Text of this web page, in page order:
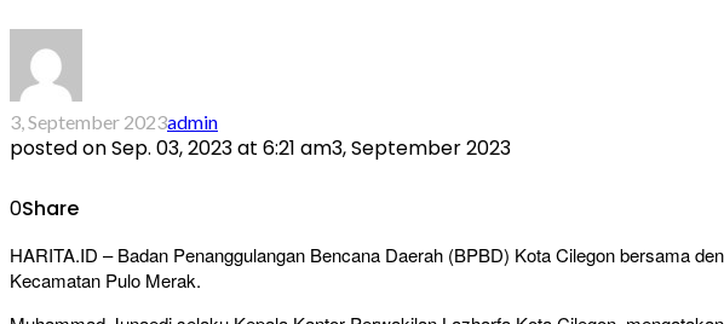
3, September 2023admin
posted onSep. 03, 2023 at 6:21 am3, September 2023
0Share
HARITA.ID – Badan Penanggulangan Bencana Daerah (BPBD) Kota Cilegon bersama
Kecamatan Pulo Merak.